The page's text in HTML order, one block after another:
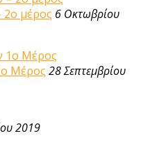
2ο μέρος 6 Οκτωβρίου
Μέρος 28 Σεπτεμβρίου
2019